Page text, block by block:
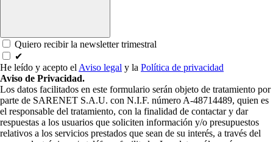
Quiero recibir la newsletter trimestral
✔
He leído y acepto el Aviso legal y la Política de privacidad
Aviso de Privacidad.
Los datos facilitados en este formulario serán objeto de tratamiento por
parte de SARENET S.A.U. con N.I.F. número A-48714489, quien es
el responsable del tratamiento, con la finalidad de contactar y dar
respuestas a los usuarios que soliciten información y/o presupuestos
relativos a los servicios prestados que sean de su interés, a través del